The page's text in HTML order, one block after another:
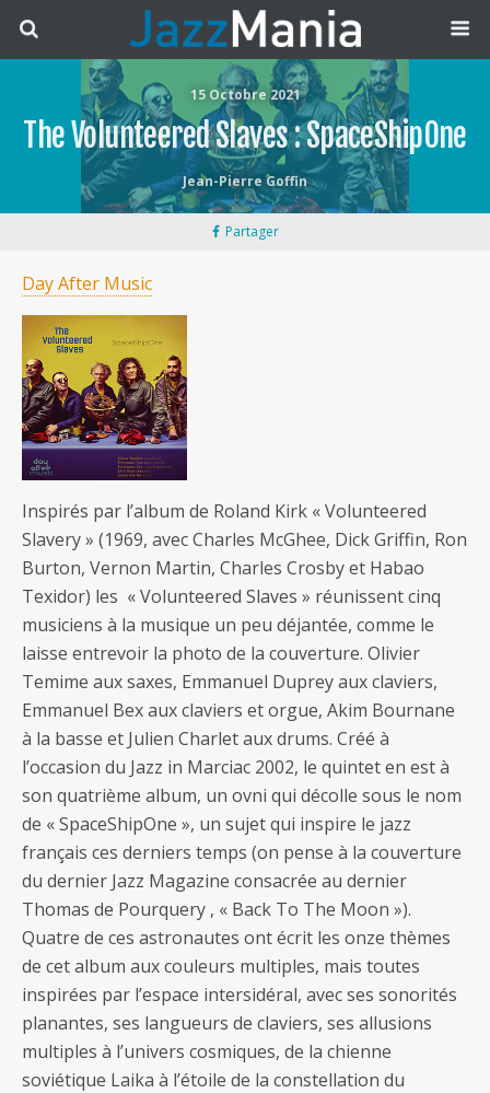
15 Octobre 2021
The Volunteered Slaves : SpaceShipOne
Jean-Pierre Goffin
Partager
Day After Music
Inspirés par l’album de Roland Kirk « Volunteered
Slavery » (1969, avec Charles McGhee, Dick Griffin, Ron
Burton, Vernon Martin, Charles Crosby et Habao
Texidor) les « Volunteered Slaves » réunissent cinq
musiciens à la musique un peu déjantée, comme le
laisse entrevoir la photo de la couverture. Olivier
Temime aux saxes, Emmanuel Duprey aux claviers,
Emmanuel Bex aux claviers et orgue, Akim Bournane
à la basse et Julien Charlet aux drums. Créé à
l’occasion du Jazz in Marciac 2002, le quintet en est à
son quatrième album, un ovni qui décolle sous le nom
de « SpaceShipOne », un sujet qui inspire le jazz
français ces derniers temps (on pense à la couverture
du dernier Jazz Magazine consacrée au dernier
Thomas de Pourquery , « Back To The Moon »).
Quatre de ces astronautes ont écrit les onze thèmes
de cet album aux couleurs multiples, mais toutes
inspirées par l’espace intersidéral, avec ses sonorités
planantes, ses langueurs de claviers, ses allusions
multiples à l’univers cosmiques, de la chienne
soviétique Laika à l’étoile de la constellation du